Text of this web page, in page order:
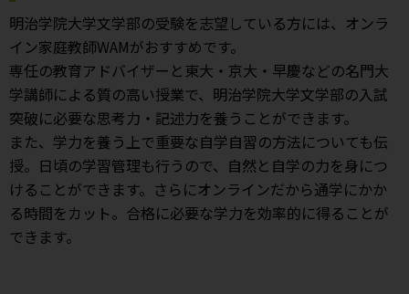
明治学院大学文学部の受験を志望している方には、オンラ
イン家庭教師WAMがおすすめです。
専任の教育アドバイザーと東大・京大・早慶などの名門大
学講師による質の高い授業で、明治学院大学文学部の入試
突破に必要な思考力・記述力を養うことができます。
また、学力を養う上で重要な自学自習の方法についても伝
授。日頃の学習管理も行うので、自然と自学の力を身につ
けることができます。さらにオンラインだから通学にかか
る時間をカット。合格に必要な学力を効率的に得ることが
できます。